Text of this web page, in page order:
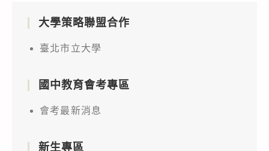
大學策略聯盟合作
臺北市立大學
國中教育會考專區
會考最新消息
新生專區